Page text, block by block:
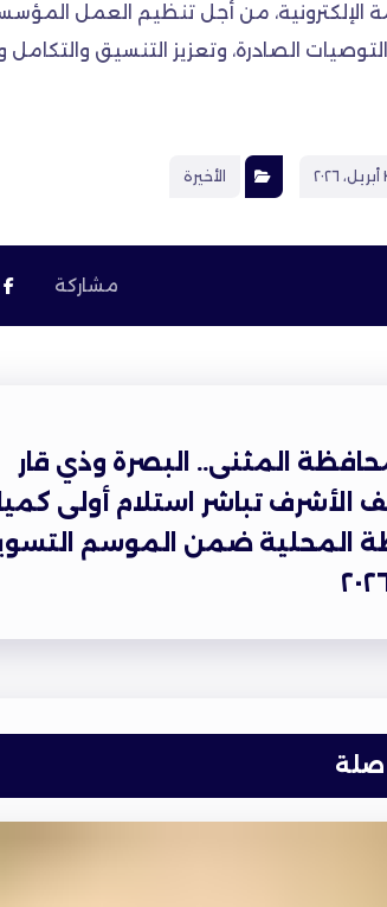
الإلكترونية، من أجل تنظيم العمل
الصادرة، وتعزيز التنسيق
الأخيرة
المثنى.. البصرة وذي قار
الأشرف تباشر استلام أولى
المحلية ضمن الموسم
صلة